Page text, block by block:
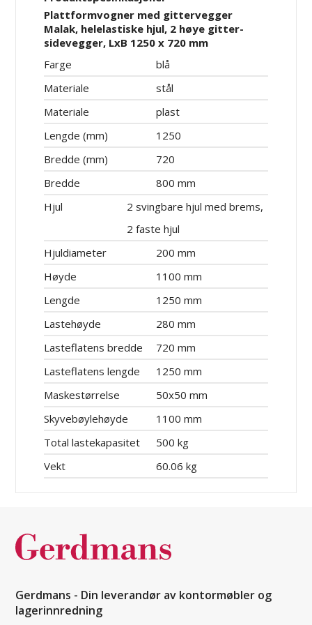
Plattformvogner med gittervegger
Malak, helelastiske hjul, 2 høye gitter-
sidevegger, LxB 1250 x 720 mm
Farge
blå
Materiale
stål
Materiale
plast
Lengde (mm)
1250
Bredde (mm)
720
Bredde
800 mm
Hjul
2 svingbare hjul med brems,
2 faste hjul
Hjuldiameter
200 mm
Høyde
1100 mm
Lengde
1250 mm
Lastehøyde
280 mm
Lasteflatens bredde
720 mm
Lasteflatens lengde
1250 mm
Maskestørrelse
50x50 mm
Skyvebøylehøyde
1100 mm
Total lastekapasitet
500 kg
Vekt
60.06 kg
Gerdmans - Din leverandør av kontormøbler og
lagerinnredning